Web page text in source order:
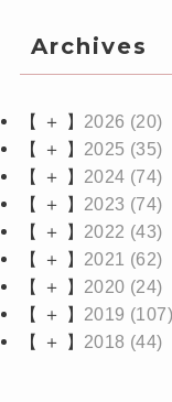
Archives
【 ＋ 】 2026 (20)
【 ＋ 】 2025 (35)
【 ＋ 】 2024 (74)
【 ＋ 】 2023 (74)
【 ＋ 】 2022 (43)
【 ＋ 】 2021 (62)
【 ＋ 】 2020 (24)
【 ＋ 】 2019 (107)
【 ＋ 】 2018 (44)